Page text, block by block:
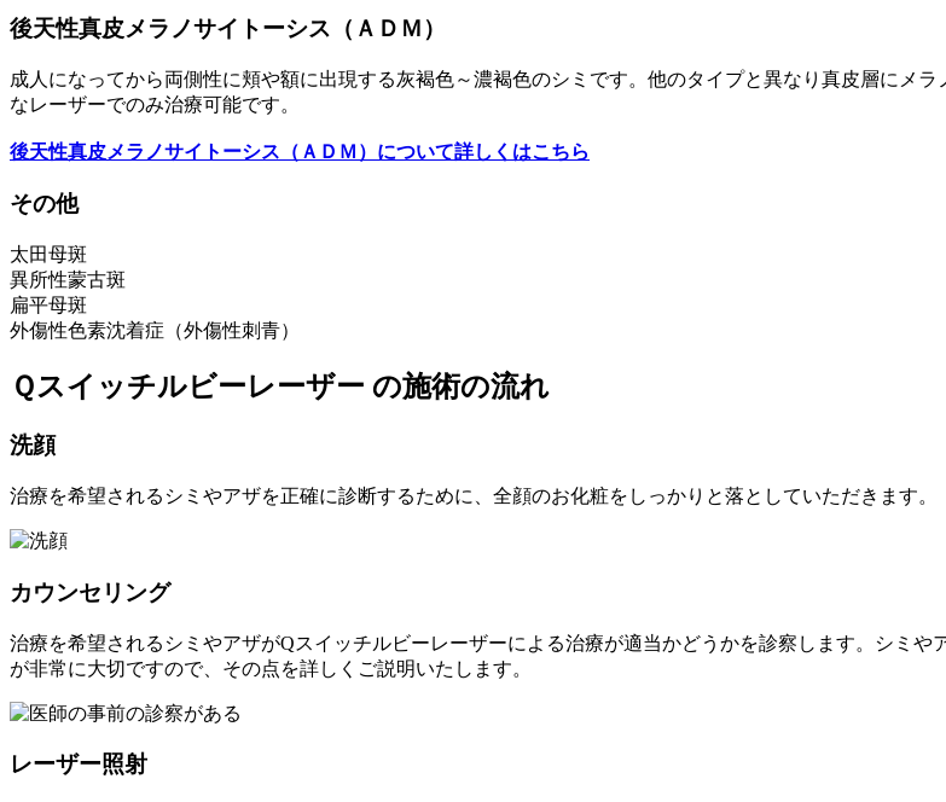
後天性真皮メラノサイトーシス（ＡＤＭ）
成人になってから両側性に頬や額に出現する灰褐色～濃褐色のシミです。他のタイプと異なり真皮層にメ
なレーザーでのみ治療可能です。
後天性真皮メラノサイトーシス（ＡＤＭ）について詳しくはこちら
その他
太田母斑
異所性蒙古斑
扁平母斑
外傷性色素沈着症（外傷性刺青）
Ｑスイッチルビーレーザー の施術の流れ
洗顔
治療を希望されるシミやアザを正確に診断するために、全顔のお化粧をしっかりと落としていただきます。
カウンセリング
治療を希望されるシミやアザがQスイッチルビーレーザーによる治療が適当かどうかを診察します。シミ
が非常に大切ですので、その点を詳しくご説明いたします。
レーザー照射